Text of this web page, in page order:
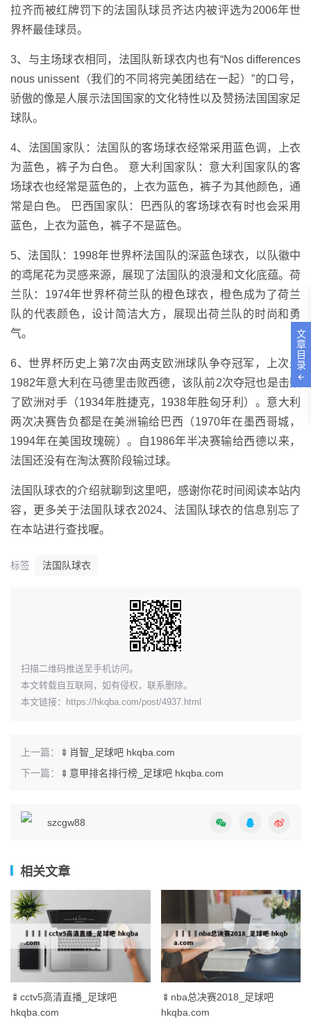
拉齐而被红牌罚下的法国队球员齐达内被评选为2006年世
界杯最佳球员。
3、与主场球衣相同，法国队新球衣内也有“Nos differences
nous unissent（我们的不同将完美团结在一起）”的口号，
骄傲的像是人展示法国国家的文化特性以及赞扬法国国家足
球队。
4、法国国家队：法国队的客场球衣经常采用蓝色调，上衣
为蓝色，裤子为白色。 意大利国家队：意大利国家队的客
场球衣也经常是蓝色的，上衣为蓝色，裤子为其他颜色，通
常是白色。 巴西国家队：巴西队的客场球衣有时也会采用
蓝色，上衣为蓝色，裤子不是蓝色。
5、法国队：1998年世界杯法国队的深蓝色球衣，以队徽中
的鸢尾花为灵感来源，展现了法国队的浪漫和文化底蕴。荷
兰队：1974年世界杯荷兰队的橙色球衣，橙色成为了荷兰
队的代表颜色，设计简洁大方，展现出荷兰队的时尚和勇
气。
6、世界杯历史上第7次由两支欧洲球队争夺冠军，上次是
1982年意大利在马德里击败西德，该队前2次夺冠也是击败
了欧洲对手（1934年胜捷克，1938年胜匈牙利）。意大利
两次决赛告负都是在美洲输给巴西（1970年在墨西哥城，
1994年在美国玫瑰碗）。自1986年半决赛输给西德以来，
法国还没有在淘汰赛阶段输过球。
法国队球衣的介绍就聊到这里吧，感谢你花时间阅读本站内
容，更多关于法国队球衣2024、法国队球衣的信息别忘了
在本站进行查找喔。
标签 法国队球衣
​扫描二维码推送至手机访问。
本文转载自互联网，如有侵权，联系删除。
本文链接： https://hkqba.com/post/4937.html
上一篇：
🍢肖智_足球吧 hkqba.com
下一篇：
🍢意甲排名排行榜_足球吧 hkqba.com
szcgw88
相关文章
🍢cctv5高清直播_足球吧
hkqba.com
🍢nba总决赛2018_足球吧
hkqba.com
文
章
目
录